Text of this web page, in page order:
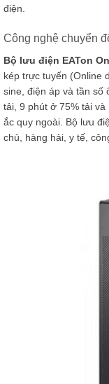
điện.
Công nghệ chuyển
Bộ lưu điện EATon
kép trực tuyến (Online
sine, điện áp và tần số
tải, 9 phút ở 75% tải
ắc quy ngoài. Bộ lưu
chủ, hàng hải, y tế,